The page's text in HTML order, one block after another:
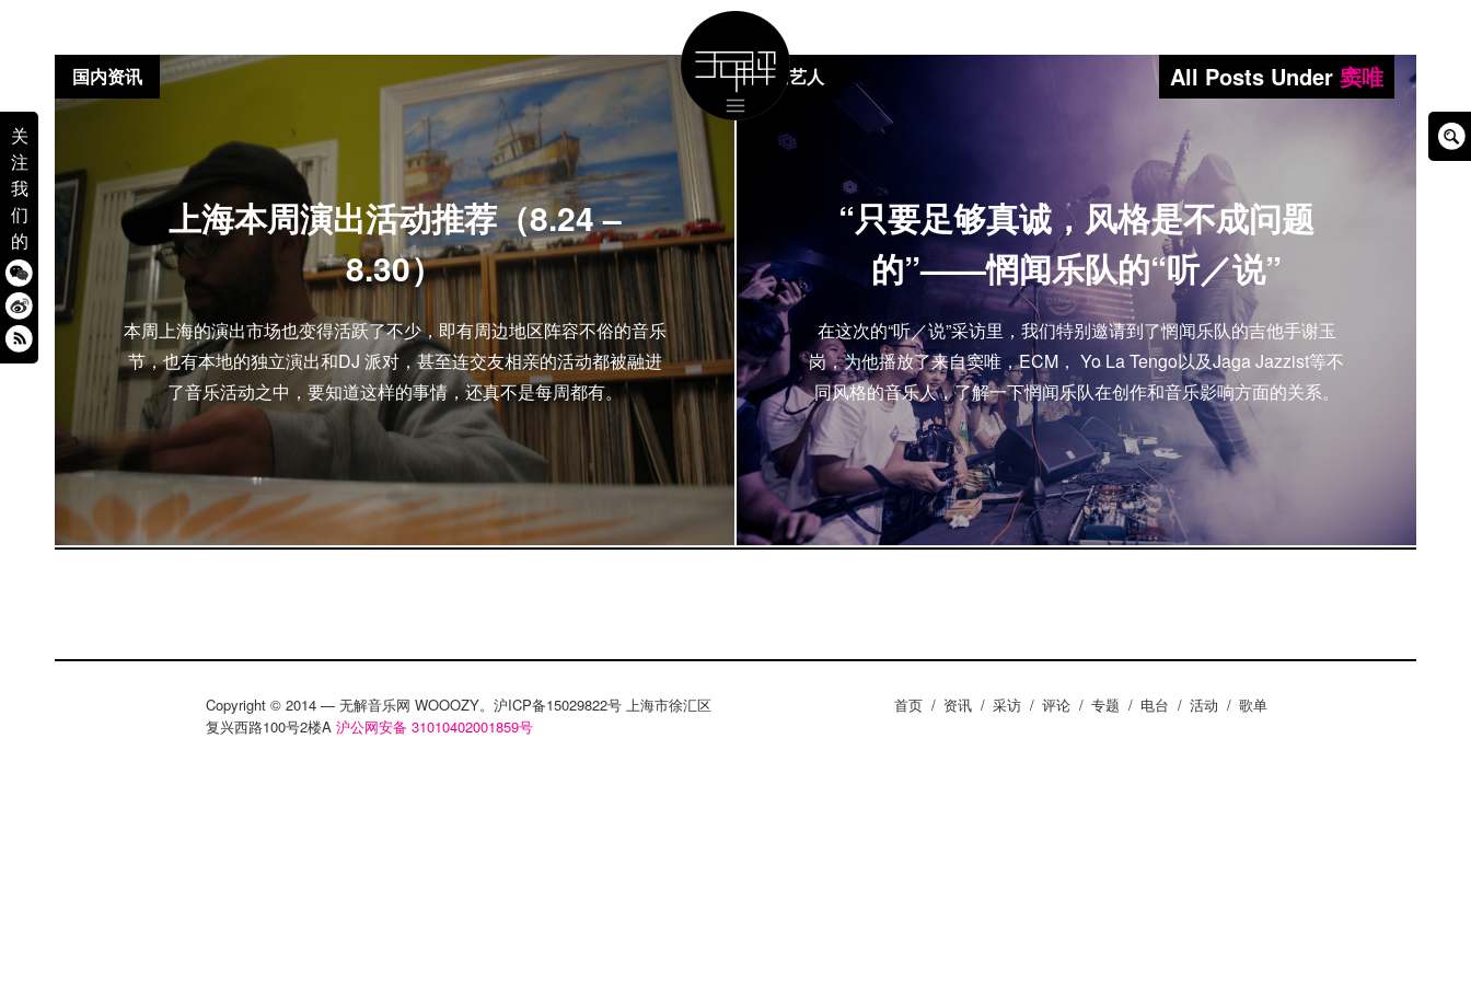
关
注
我
们
的
All Posts Under 窦唯
上海本周演出活动推荐（8.24 –
8.30）
本周上海的演出市场也变得活跃了不少，即有周边地区阵容不俗的音乐
节，也有本地的独立演出和DJ 派对，甚至连交友相亲的活动都被融进
了音乐活动之中，要知道这样的事情，还真不是每周都有。
国内资讯
“只要足够真诚，风格是不成问题
的”——惘闻乐队的“听／说”
在这次的“听／说”采访里，我们特别邀请到了惘闻乐队的吉他手谢玉
岗，为他播放了来自窦唯，ECM， Yo La Tengo以及Jaga Jazzist等不
同风格的音乐人，了解一下惘闻乐队在创作和音乐影响方面的关系。
国内艺人
Copyright © 2014 — 无解音乐网 WOOOZY。沪ICP备15029822号 上海市徐汇区
复兴西路100号2楼A 沪公网安备 31010402001859号
首页 / 资讯 / 采访 / 评论 / 专题 / 电台 / 活动 / 歌单